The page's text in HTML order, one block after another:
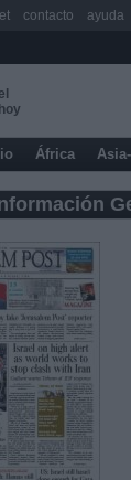
África
contacto ayuda